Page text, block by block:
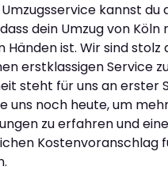
kannst du
dein Umzug von Köln
Händen ist. Wir sind stolz
erstklassigen Service
steht für uns an erster
uns noch heute, um
zu erfahren und
Kostenvoranschlag